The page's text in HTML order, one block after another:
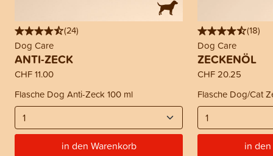
(24)
Dog Care
ANTI-ZECK
CHF 11.00
Flasche Dog Anti-Zeck 100 ml
in den Warenkorb
(18)
Dog Care
ZECKENÖL
CHF 20.25
Flasche Dog/Cat
in